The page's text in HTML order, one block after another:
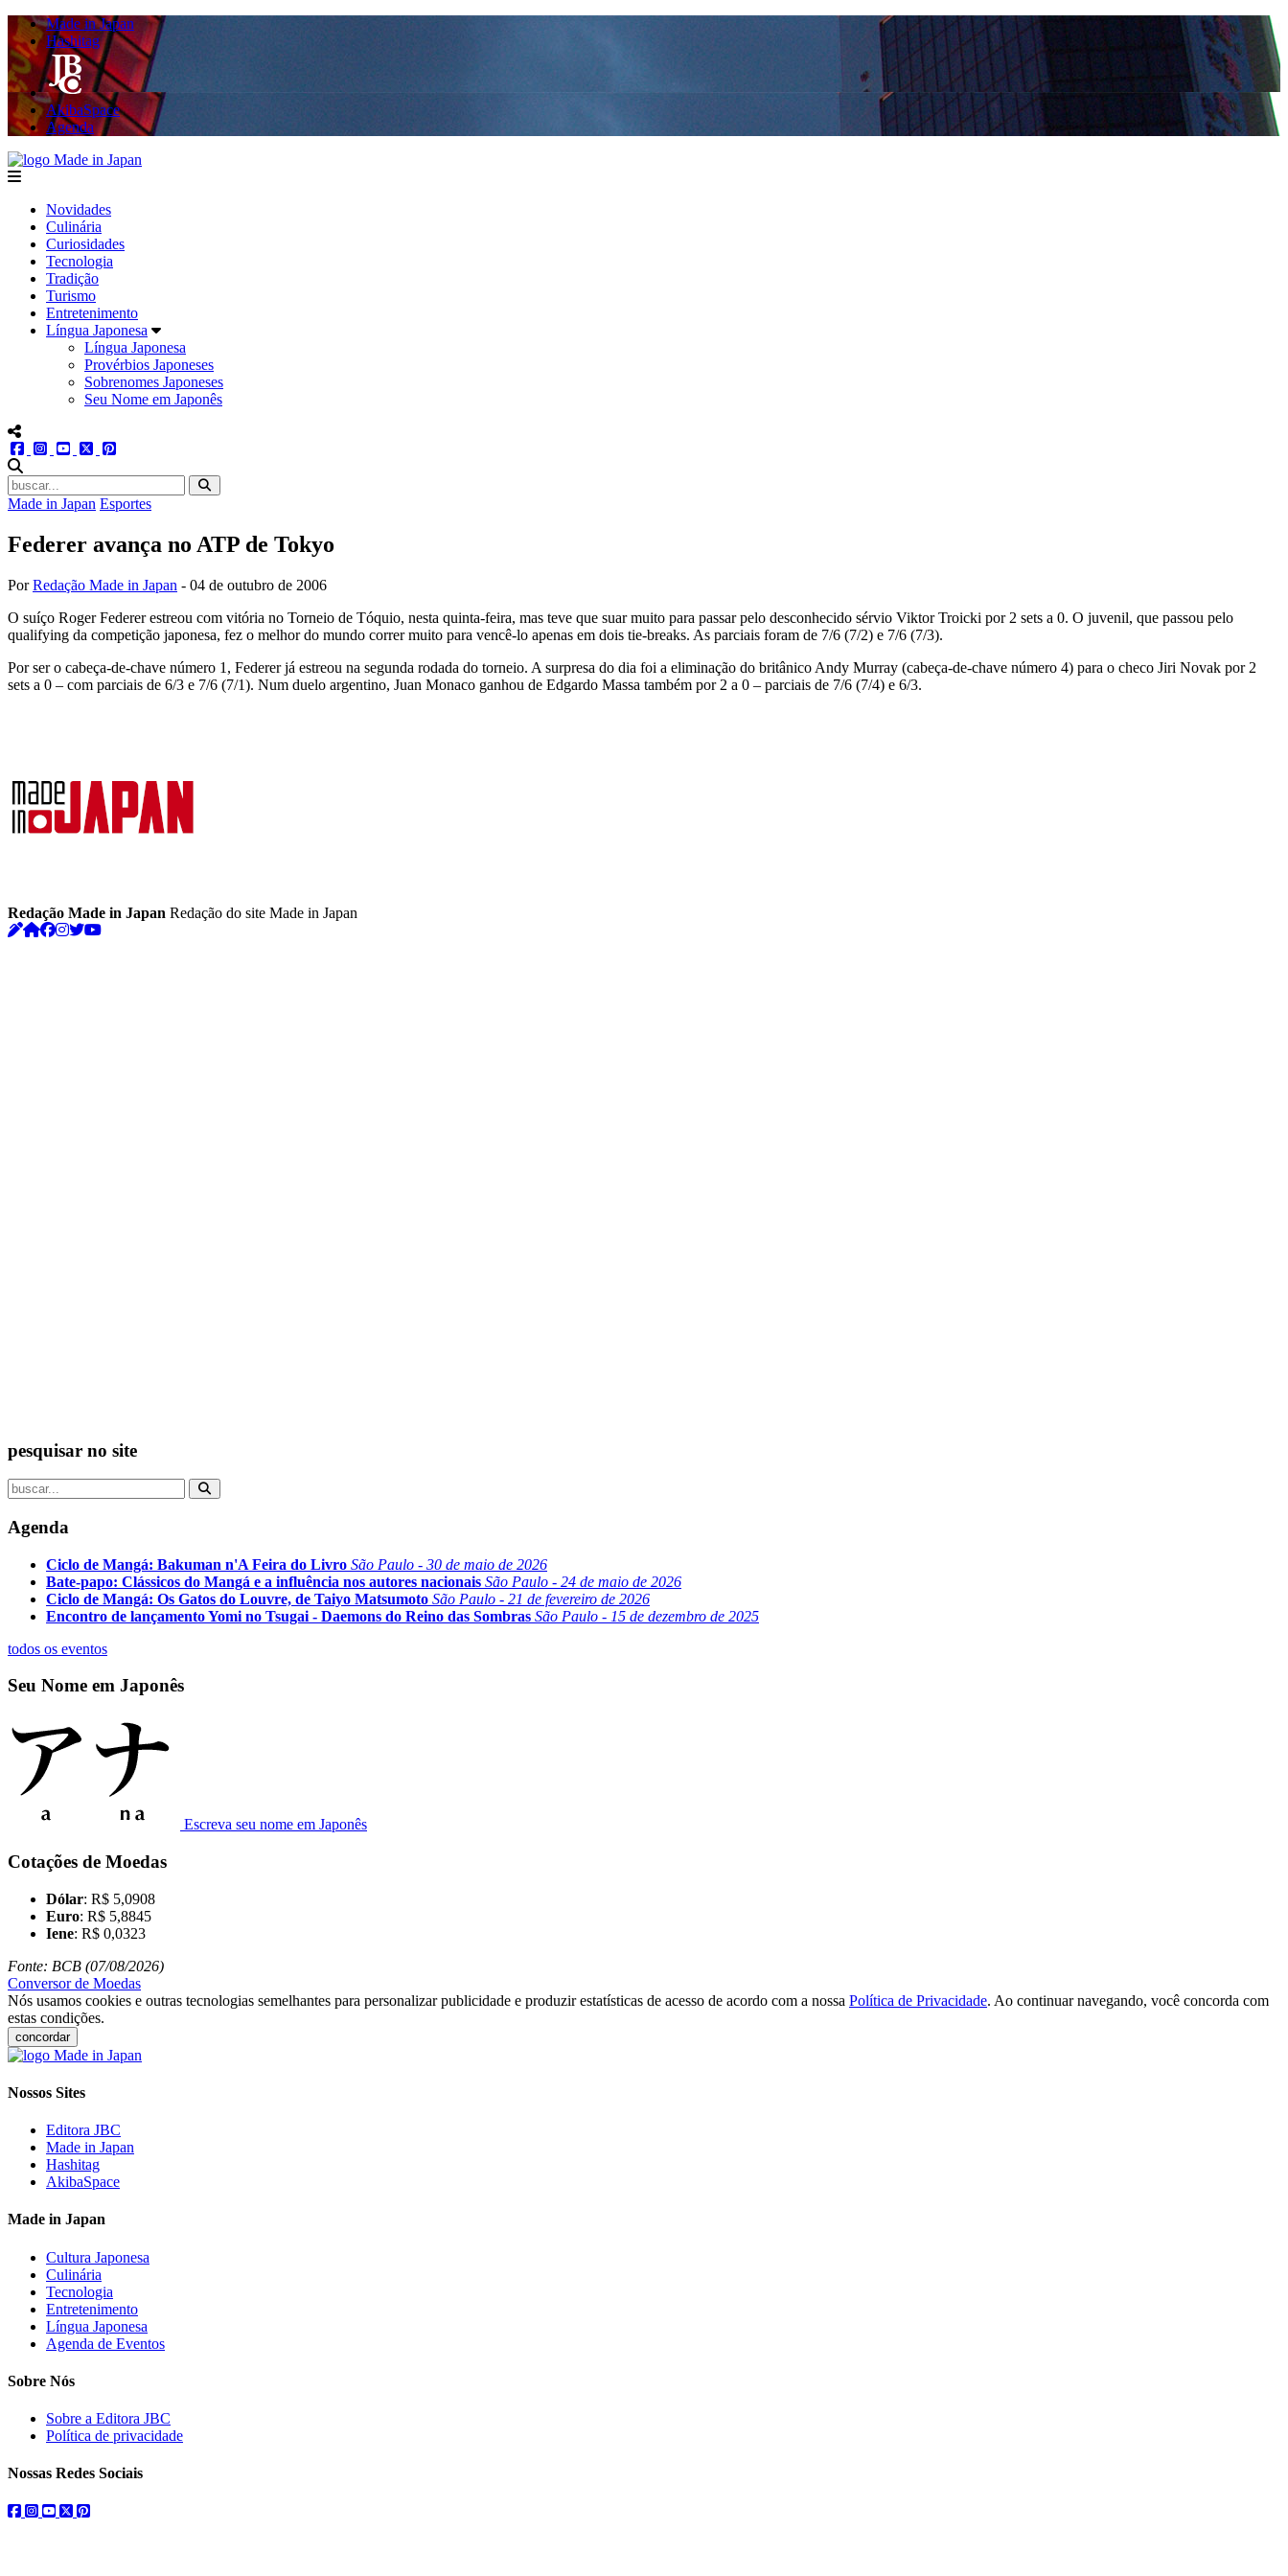
Made in Japan
Hashitag
AkibaSpace
Agenda
menu
Novidades
Culinária
Curiosidades
Tecnologia
Tradição
Turismo
Entretenimento
Língua Japonesa
Língua Japonesa
Provérbios Japoneses
Sobrenomes Japoneses
Seu Nome em Japonês
menu redes social
facebookinstagram
youtube
twitter
Made in Japan Esportes
Federer avança no ATP de Tokyo
PorRedação Made in Japan - 04 de outubro de 2006
O suíço Roger Federer estreou com vitória no Torneio de Tóquio, nesta quinta-feira, mas teve que suar muito para passar pelo desconhecido sérvio Viktor Troicki por 2 sets a 0. O juvenil, que passou pelo
qualifying da competição japonesa, fez o melhor do mundo correr muito para vencê-lo apenas em dois tie-breaks. As parciais foram de 7/6 (7/2) e 7/6 (7/3).
Por ser o cabeça-de-chave número 1, Federer já estreou na segunda rodada do torneio. A surpresa do dia foi a eliminação do britânico Andy Murray (cabeça-de-chave número 4) para o checo Jiri Novak por 2
sets a 0 – com parciais de 6/3 e 7/6 (7/1). Num duelo argentino, Juan Monaco ganhou de Edgardo Massa também por 2 a 0 – parciais de 7/6 (7/4) e 6/3.
Redação Made in Japan Redação do site Made in Japan
pesquisar no site
Agenda
Ciclo de Mangá: Bakuman n'A Feira do Livro São Paulo - 30 de maio de 2026
Bate-papo: Clássicos do Mangá e a influência nos autores nacionais São Paulo - 24 de maio de 2026
Ciclo de Mangá: Os Gatos do Louvre, de Taiyo Matsumoto São Paulo - 21 de fevereiro de 2026
Encontro de lançamento Yomi no Tsugai - Daemons do Reino das Sombras São Paulo - 15 de dezembro de 2025
todos os eventos
Seu Nome em Japonês
Escreva seu nome em Japonês
Cotações de Moedas
Dólar: R$ 5,0908
Euro: R$ 5,8845
Iene: R$ 0,0323
Fonte: BCB (07/08/2026)
Conversor de Moedas
Nós usamos cookies e outras tecnologias semelhantes para personalizar publicidade e produzir estatísticas de acesso de acordo com a nossa Política de Privacidade. Ao continuar navegando, você concorda com
estas condições.
concordar
Nossos Sites
Editora JBC
Made in Japan
Hashitag
AkibaSpace
Made in Japan
Cultura Japonesa
Culinária
Tecnologia
Entretenimento
Língua Japonesa
Agenda de Eventos
Sobre Nós
Sobre a Editora JBC
Política de privacidade
Nossas Redes Sociais
facebook
instagram
youtube
twitterpinterest